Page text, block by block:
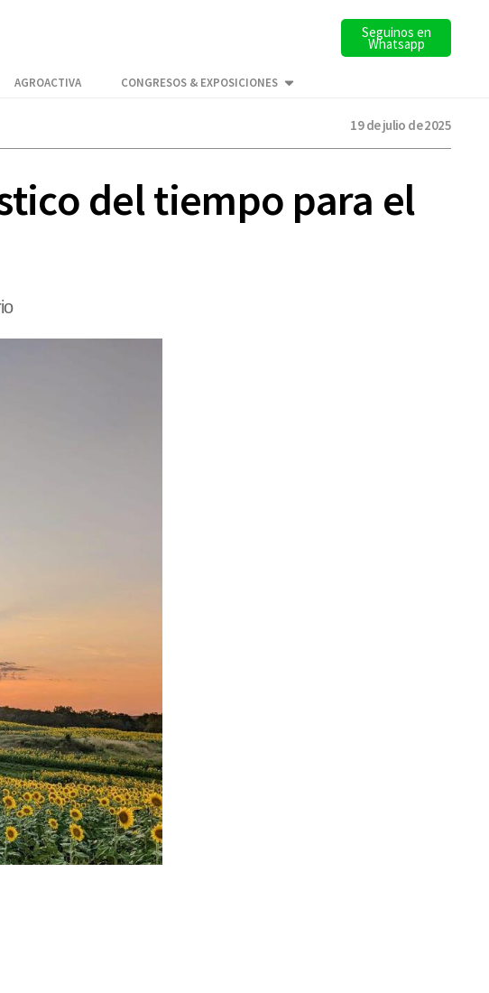
Seguinos en
Whatsapp
AGROACTIVA CONGRESOS & EXPOSICIONES
19 de julio de 2025
del tiempo para el